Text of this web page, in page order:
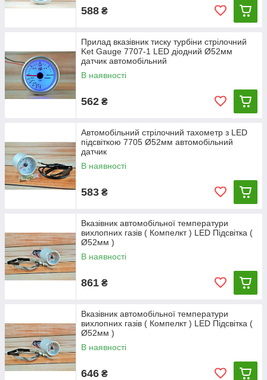
588 ₴
Прилад вказівник тиску турбіни стрілочний
Ket Gauge 7707-1 LED діодний Ø52мм
датчик автомобільний
В наявності
562 ₴
Автомобільний стрілочний тахометр з LED
підсвіткою 7705 Ø52мм автомобільний
датчик
В наявності
583 ₴
Вказівник автомобільної температури
вихлопних газів ( Компелкт ) LED Підсвітка (
Ø52мм )
В наявності
861 ₴
Вказівник автомобільної температури
вихлопних газів ( Компелкт ) LED Підсвітка (
Ø52мм )
В наявності
646 ₴